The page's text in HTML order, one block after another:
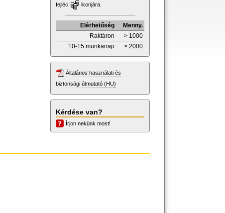
fejléc
ikonjára.
Elérhetőség
Menny.
Raktáron
> 1000
10-15 munkanap
> 2000
Általános használati és
biztonsági útmutató (HU)
Kérdése van?
Írjon nekünk most!